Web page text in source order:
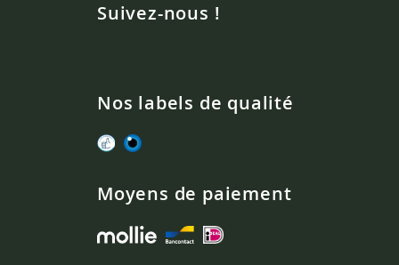
Suivez-nous !
Nos labels de qualité
Moyens de paiement